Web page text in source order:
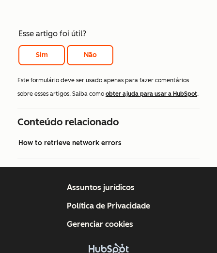
Esse artigo foi útil?
Sim Não
Este formulário deve ser usado apenas para fazer comentários
sobre esses artigos. Saiba como obter ajuda para usar a HubSpot.
Conteúdo relacionado
How to retrieve network errors
Assuntos jurídicos
Política de Privacidade
Gerenciar cookies